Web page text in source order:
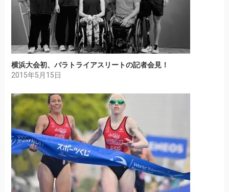
横浜大会初、パラトライアスリートの記者会見！
2015年5月15日